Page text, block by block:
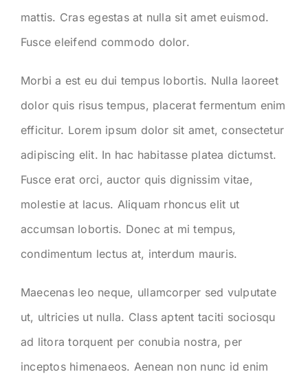
mattis. Cras egestas at nulla sit amet euismod.
Fusce eleifend commodo dolor.
Morbi a est eu dui tempus lobortis. Nulla laoreet
dolor quis risus tempus, placerat fermentum enim
efficitur. Lorem ipsum dolor sit amet, consectetur
adipiscing elit. In hac habitasse platea dictumst.
Fusce erat orci, auctor quis dignissim vitae,
molestie at lacus. Aliquam rhoncus elit ut
accumsan lobortis. Donec at mi tempus,
condimentum lectus at, interdum mauris.
Maecenas leo neque, ullamcorper sed vulputate
ut, ultricies ut nulla. Class aptent taciti sociosqu
ad litora torquent per conubia nostra, per
inceptos himenaeos. Aenean non nunc id enim